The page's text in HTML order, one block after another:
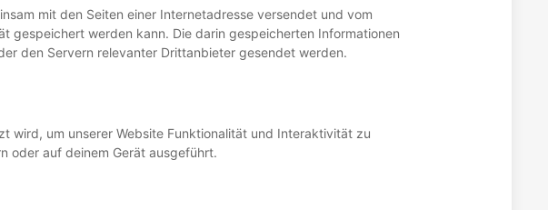
mit den Seiten einer Internetadresse versendet und vom
gespeichert werden kann. Die darin gespeicherten Informationen
den Servern relevanter Drittanbieter gesendet werden.
wird, um unserer Website Funktionalität und Interaktivität zu
oder auf deinem Gerät ausgeführt.